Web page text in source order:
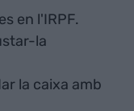
en l'IRPF.
la
la caixa amb